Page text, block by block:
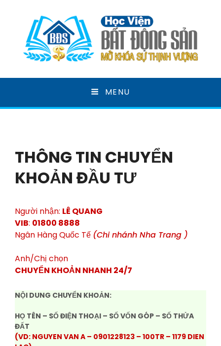
HỌC VIỆN BẤT ĐỘNG
SẢN
MENU
THÔNG TIN CHUYỂN
KHOẢN ĐẦU TƯ
Người nhận: LÊ QUANG
VIB: 01800 8888
Ngân Hàng Quốc Tế (Chi nhánh Nha Trang )
Anh/Chị chọn
CHUYỂN KHOẢN NHANH 24/7
NỘI DUNG CHUYỂN KHOẢN:
HỌ TÊN – SỐ ĐIỆN THOẠI – SỐ VỐN GÓP – SỐ THỬA
ĐẤT
(VD: NGUYEN VAN A – 0901228123 – 100TR – 1179 DIEN